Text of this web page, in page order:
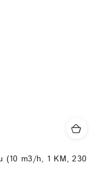
(10 m3/h, 1 KM, 230